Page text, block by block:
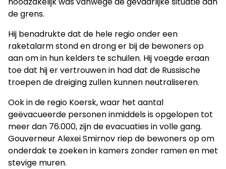
de grens.
Hij benadrukte dat de hele regio onder een
raketalarm stond en drong er bij de bewoners op
aan om in hun kelders te schuilen. Hij voegde eraan
toe dat hij er vertrouwen in had dat de Russische
troepen de dreiging zullen kunnen neutraliseren.
Ook in de regio Koersk, waar het aantal
geëvacueerde personen inmiddels is opgelopen tot
meer dan 76.000, zijn de evacuaties in volle gang.
Gouverneur Alexei Smirnov riep de bewoners op om
onderdak te zoeken in kamers zonder ramen en met
stevige muren.